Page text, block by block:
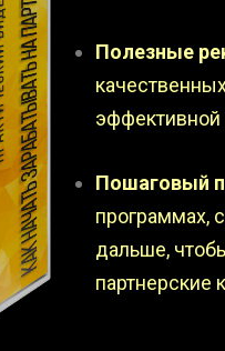
Полезные
эффективной
Пошаговый
программах,
дальше,
партнерские